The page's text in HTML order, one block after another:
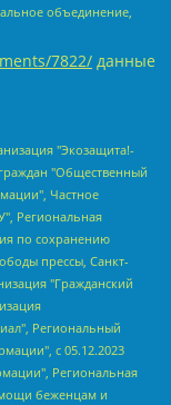
объединение,
7822/ данные
Владыкина Елена Сергеевна, Гельман Марат Александрович, Никульшина Вероника Юрьевна, Толоконникова Надежда Андреевна, Шендерович Виктор Анатольевич, Общество с ограниченной ответственностью "Данное сообщение", Общество с ограниченной ответственностью Издательский дом "Новая глава", Айнбиндер Александра Александровна, Московский комьюнити-центр для ЛГБТ+инициатив, Благотворительный фонд развития филантропии, Deutsche Welle (Германия, Kurt-Schumacher-Strasse 3, 53113 Bonn), Борзунова Мария Михайловна, Воробьев Виктор Викторович, Голубева Анна Львовна, Константинова Алла Михайловна, Малкова Ирина Владимировна, Мурадов Мурад Абдулгалимович, Осетинская Елизавета Николаевна, Понасенков Евгений Николаевич, Ганапольский Матвей Юрьевич, Киселев Евгений Алексеевич, Борухович Ирина Григорьевна, Дремин Иван Тимофеевич, Дубровский Дмитрий Викторович, Красноярская региональная общественная организация поддержки и развития альтернативных образовательных технологий и межкультурных коммуникаций "ИНТЕРРА", Маяковская Екатерина Алексеевна, Фейгин Марк Захарович, Филимонов Андрей Викторович, Дзугкоева Регина Николаевна, Доброхотов Роман Александрович, Дудь Юрий Александрович, Елкин Сергей Владимирович, Кругликов Кирилл Игоревич, Сабунаева Мария Леонидовна, Семенов Алексей Владимирович, Шаинян Карен Багратович, Шульман Екатерина Михайловна, Асафьев Артур Валерьевич, Вахштайн Виктор Семенович, Венедиктов Алексей Алексеевич, Лушникова Екатерина Евгеньевна, Волков Леонид Михайлович, Невзоров Александр Глебович, Пархоменко Сергей Борисович, Сироткин Ярослав Николаевич, Кара-Мурза Владимир Владимирович, Баранова Наталья Владимировна, Гозман Леонид Яковлевич, Кагарлицкий Борис Юльевич, Климарев Михаил Валерьевич, Милов Владимир Станиславович, Автономная некоммерческая организация Краснодарский центр современного искусства "Типография", Моргенштерн Алишер Тагирович, Соболь Любовь Эдуардовна, Общество с ограниченной ответственностью "ЛИЗА НОРМ", Каспаров Гарри Кимович, Ходорковский Михаил Борисович, Общество с ограниченной ответственностью "Апрельские тезисы", Данилович Ирина Брониславовна, Кашин Олег Владимирович, Петров Николай Владимирович, Пивоваров Алексей Владимирович, Соколов Михаил Владимирович, Цветкова Юлия Владимировна, Чичваркин Евгений Александрович, Комитет против пыток/Команда против пыток, Общество с ограниченной ответственностью "Первый научный", Общество с ограниченной ответственностью "Вертолет и ко", Белоцерковская Вероника Борисовна, Кац Максим Евгеньевич, Лазарева Татьяна Юрьевна, Шаведдинов Руслан Табризович, Яшин Илья Валерьевич, Общество с ограниченной ответственностью "Иноагент ААВ", Алешковский Дмитрий Петрович, Альбац Евгения Марковна, Быков Дмитрий Львович, Галямина Юлия Евгеньевна, Лойко Сергей Леонидович, Мартынов Кирилл Константинович, Медведев Сергей Александрович, Крашенинников Федор Геннадиевич, Гордеева Катерина Вл